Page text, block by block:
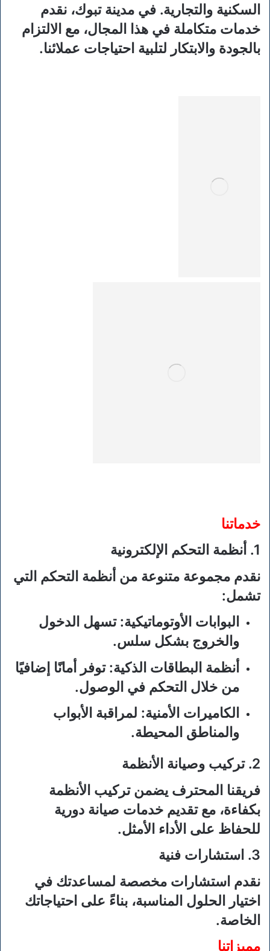
السكنية والتجارية. في مدينة تبوك، نقدم
خدمات متكاملة في هذا المجال، مع الالتزام
بالجودة والابتكار لتلبية احتياجات عملائنا.
خدماتنا
1.
أنظمة التحكم الإلكترونية
نقدم مجموعة متنوعة من أنظمة التحكم التي
تشمل:
البوابات الأوتوماتيكية: تسهل الدخول
والخروج بشكل سلس.
أنظمة البطاقات الذكية: توفر أمانًا إضافيًا
من خلال التحكم في الوصول.
الكاميرات الأمنية: لمراقبة الأبواب
والمناطق المحيطة.
2. تركيب وصيانة الأنظمة
فريقنا المحترف يضمن تركيب الأنظمة
بكفاءة، مع تقديم خدمات صيانة دورية
للحفاظ على الأداء الأمثل.
3.
استشارات فنية
نقدم استشارات مخصصة لمساعدتك في
اختيار الحلول المناسبة، بناءً على احتياجاتك
الخاصة.
مميزاتنا